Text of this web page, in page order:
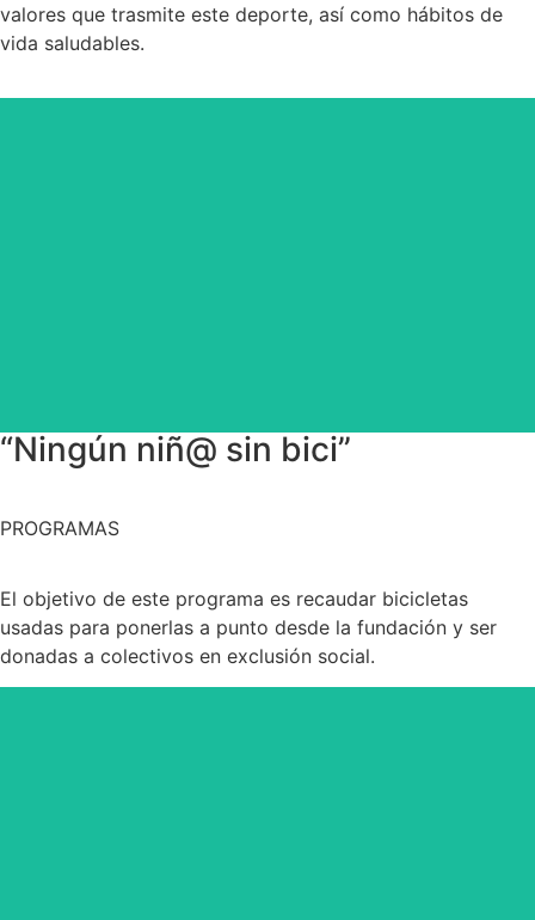
valores que trasmite este deporte, así como hábitos de
vida saludables.
“Ningún niñ@ sin bici”
PROGRAMAS
El objetivo de este programa es recaudar bicicletas
usadas para ponerlas a punto desde la fundación y ser
donadas a colectivos en exclusión social.